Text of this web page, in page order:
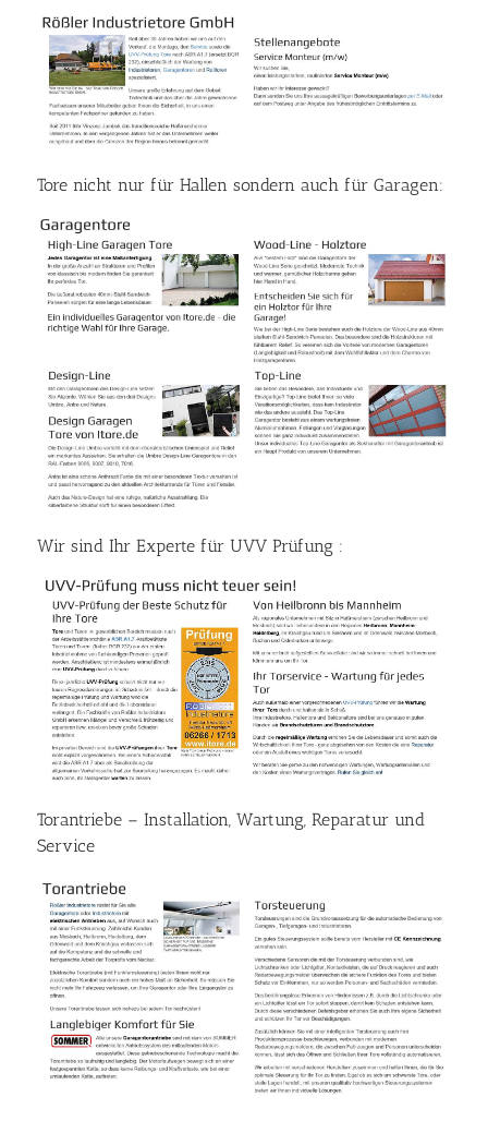
Tore nicht nur für Hallen sondern auch für Garagen:
Wir sind Ihr Experte für UVV Prüfung :
Torantriebe – Installation, Wartung, Reparatur und
Service